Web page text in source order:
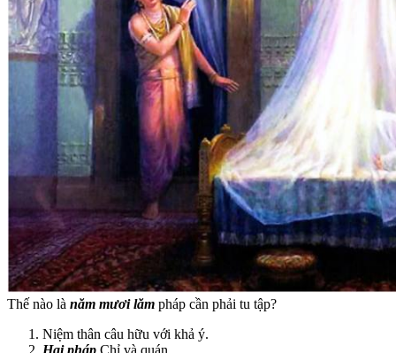
Thế nào là năm mươi lăm pháp cần phải tu tập?
Niệm thân câu hữu với khả ý.
Hai pháp Chỉ và quán.